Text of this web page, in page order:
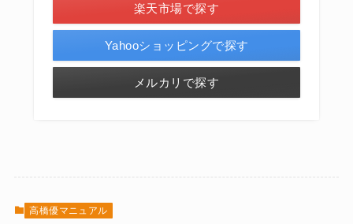
楽天市場で探す
Yahooショッピングで探す
メルカリで探す
高橋優マニュアル